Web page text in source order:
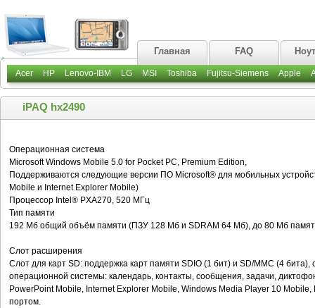
Главная FAQ
Acer HP Lenovo-IBM LG MSI Toshiba Fujitsu-Siemens Apple
iPAQ hx2490
Операционная система
Microsoft Windows Mobile 5.0 for Pocket PC, Premium Edition,
Поддерживаются следующие версии ПО Microsoft® для мобильных
Mobile и Internet Explorer Mobile)
Процессор Intel® PXA270, 520 МГц
Тип памяти
192 Мб общий объём памяти (ПЗУ 128 Мб и SDRAM 64 Мб), до 80 Мб
Слот расширения
Слот для карт SD: поддержка карт памяти SDIO (1 бит) и SD/MMC (4
операционной системы: календарь, контакты, сообщения, задачи,
PowerPoint Mobile, Internet Explorer Mobile, Windows Media Player 10
портом.